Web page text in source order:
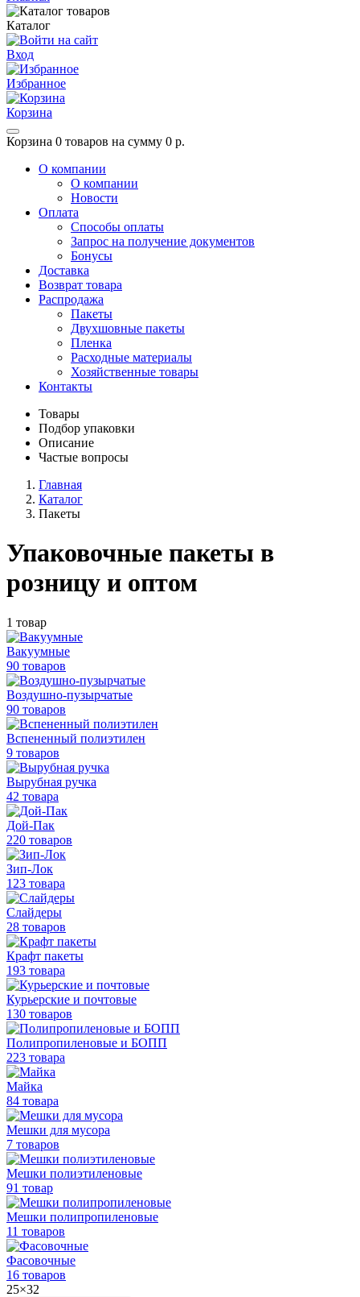
Каталог
Вход
Избранное
Корзина
Корзина 0 товаров на сумму 0 р.
О компании
О компании
Новости
Оплата
Способы оплаты
Запрос на получение документов
Бонусы
Доставка
Возврат товара
Распродажа
Пакеты
Двухшовные пакеты
Пленка
Расходные материалы
Хозяйственные товары
Контакты
Товары
Подбор упаковки
Описание
Частые вопросы
Главная
Каталог
Пакеты
Упаковочные пакеты в
розницу и оптом
1 товар
Вакуумные
90 товаров
Воздушно-пузырчатые
90 товаров
Вспененный полиэтилен
9 товаров
Вырубная ручка
42 товара
Дой-Пак
220 товаров
Зип-Лок
123 товара
Слайдеры
28 товаров
Крафт пакеты
193 товара
Курьерские и почтовые
130 товаров
Полипропиленовые и БОПП
223 товара
Майка
84 товара
Мешки для мусора
7 товаров
Мешки полиэтиленовые
91 товар
Мешки полипропиленовые
11 товаров
Фасовочные
16 товаров
25×32